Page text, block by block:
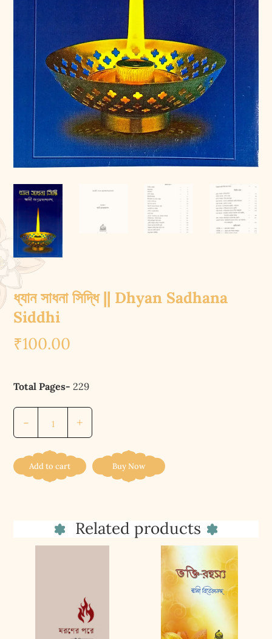
ধ্যান সাধনা সিদ্ধি || Dhyan Sadhana
Siddhi
₹100.00
Total Pages- 229
-
সাধনা
সিদ্ধি
||
Dhyan
quantity
+
Add to cart Buy Now
Related products